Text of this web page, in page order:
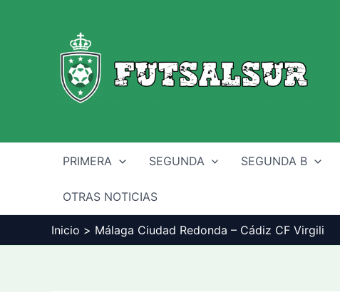
PRIMERA SEGUNDA SEGUNDA B
OTRAS NOTICIAS
Inicio Málaga Ciudad Redonda – Cádiz CF Virgili